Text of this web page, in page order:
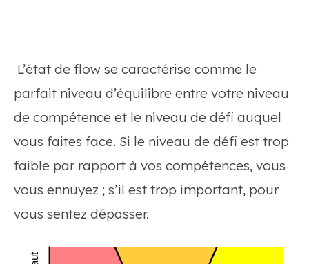
L’état de flow se caractérise comme le
parfait niveau d’équilibre entre votre niveau
de compétence et le niveau de défi auquel
vous faites face. Si le niveau de défi est trop
faible par rapport à vos compétences, vous
vous ennuyez ; s’il est trop important, pour
vous sentez dépasser.